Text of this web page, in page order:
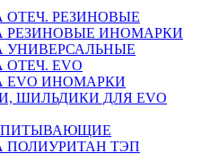
РЕЗИНОВЫЕ
РЕЗИНОВЫЕ ИНОМАРКИ
УНИВЕРСАЛЬНЫЕ
EVO
ИНОМАРКИ
ШИЛЬДИКИ ДЛЯ EVO
ПОЛИУРИТАН ТЭП